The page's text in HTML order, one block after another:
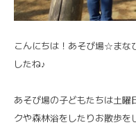
こんにちは！あそび場☆まな
したね♪
あそび場の子どもたちは土曜
クや森林浴をしたりお散歩を